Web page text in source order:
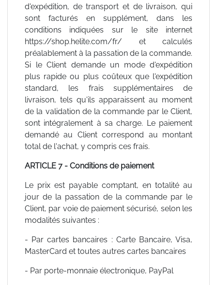
d'expédition, de transport et de livraison, qui
sont facturés en supplément, dans les
conditions indiquées sur le site internet
https://shop.helite.com/fr/ et calculés
préalablement à la passation de la commande.
Si le Client demande un mode d'expédition
plus rapide ou plus coûteux que l'expédition
standard, les frais supplémentaires de
livraison, tels qu'ils apparaissent au moment
de la validation de la commande par le Client,
sont intégralement à sa charge. Le paiement
demandé au Client correspond au montant
total de l'achat, y compris ces frais.
ARTICLE 7 - Conditions de paiement
Le prix est payable comptant, en totalité au
jour de la passation de la commande par le
Client, par voie de paiement sécurisé, selon les
modalités suivantes :
- Par cartes bancaires : Carte Bancaire, Visa,
MasterCard et toutes autres cartes bancaires
- Par porte-monnaie électronique, PayPal